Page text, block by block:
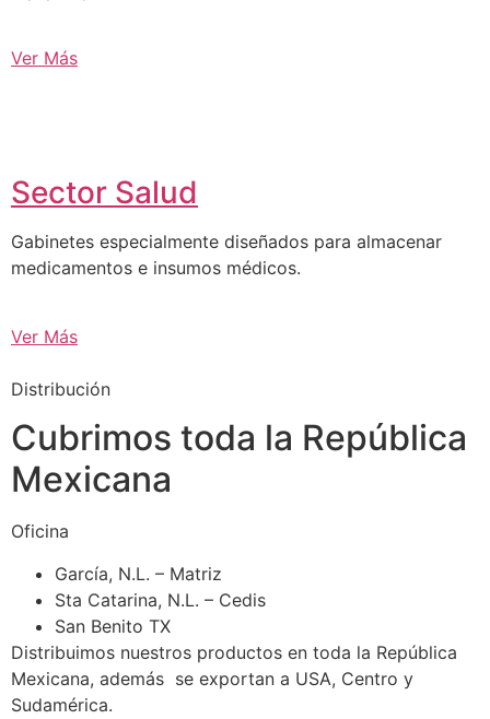
Ver Más
Sector Salud
Gabinetes especialmente diseñados para almacenar
medicamentos e insumos médicos.
Ver Más
Distribución
Cubrimos toda la República
Mexicana
Oficina
García, N.L. – Matriz
Sta Catarina, N.L. – Cedis
San Benito TX
Distribuimos nuestros productos en toda la República
Mexicana, además se exportan a USA, Centro y
Sudamérica.